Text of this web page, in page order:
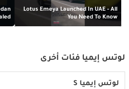
Lotus Emeya Launched In UAE - All
You Need To Know
لوتس إيميا فئات أخرى
لوتس إيميا S